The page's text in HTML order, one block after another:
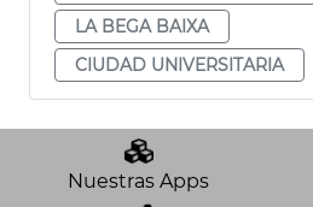
LA BEGA BAIXA
CIUDAD UNIVERSITARIA
Nuestras Apps